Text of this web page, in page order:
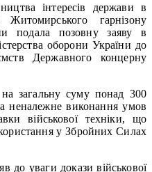
інтересів держави в
Житомирського гарнізону
подала позовну заяву в
оборони України до
Державного концерну
загальну суму понад 300
неналежне виконання умов
військової техніки, що
у Збройних Силах
до уваги докази військової